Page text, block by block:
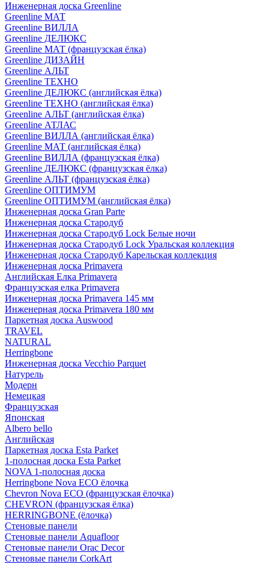
Инженерная доска Greenline
Greenline МАТ
Greenline ВИЛЛА
Greenline ДЕЛЮКС
Greenline МАТ (французская ёлка)
Greenline ДИЗАЙН
Greenline АЛЬТ
Greenline ТЕХНО
Greenline ДЕЛЮКС (английская ёлка)
Greenline ТЕХНО (английская ёлка)
Greenline АЛЬТ (английская ёлка)
Greenline АТЛАС
Greenline ВИЛЛА (английская ёлка)
Greenline МАТ (английская ёлка)
Greenline ВИЛЛА (французская ёлка)
Greenline ДЕЛЮКС (французская ёлка)
Greenline АЛЬТ (французская ёлка)
Greenline ОПТИМУМ
Greenline ОПТИМУМ (английская ёлка)
Инженерная доска Gran Parte
Инженерная доска Стародуб
Инженерная доска Стародуб Lock Белые ночи
Инженерная доска Стародуб Lock Уральская коллекция
Инженерная доска Стародуб Карельская коллекция
Инженерная доска Primavera
Английская Елка Primavera
Французская елка Primavera
Инженерная доска Primavera 145 мм
Инженерная доска Primavera 180 мм
Паркетная доска Auswood
TRAVEL
NATURAL
Herringbone
Инженерная доска Vecchio Parquet
Натурель
Модерн
Немецкая
Французская
Японская
Albero bello
Английская
Паркетная доска Esta Parket
1-полосная доска Esta Parket
NOVA 1-полосная доска
Herringbone Nova ECO ёлочка
Chevron Nova ECO (французская ёлочка)
CHEVRON (французская ёлка)
HERRINGBONE (ёлочка)
Стеновые панели
Стеновые панели Aquafloor
Стеновые панели Orac Decor
Стеновые панели CorkArt